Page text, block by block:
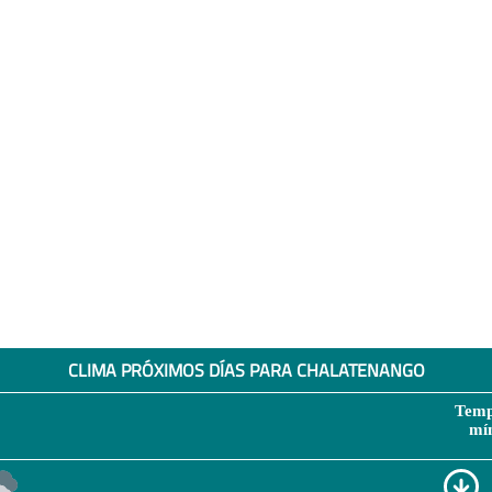
CLIMA PRÓXIMOS DÍAS PARA CHALATENANGO